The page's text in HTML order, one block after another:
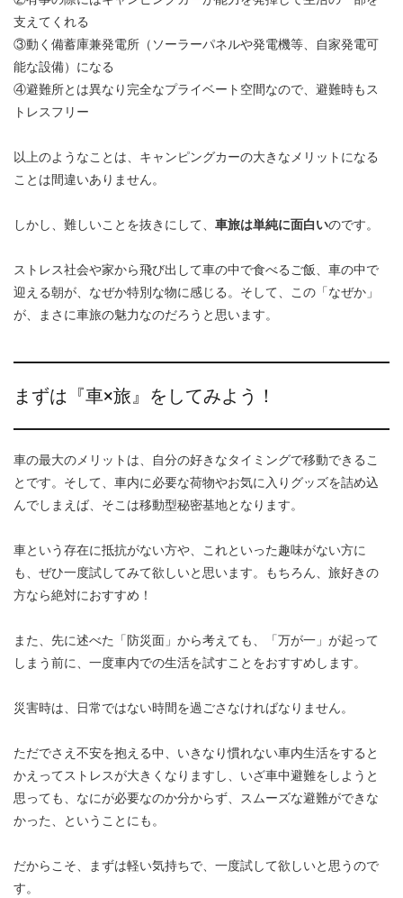
支えてくれる
③動く備蓄庫兼発電所（ソーラーパネルや発電機等、自家発電可
能な設備）になる
④避難所とは異なり完全なプライベート空間なので、避難時もス
トレスフリー
以上のようなことは、キャンピングカーの大きなメリットになる
ことは間違いありません。
しかし、難しいことを抜きにして、 車旅は単純に面白いのです。
ストレス社会や家から飛び出して車の中で食べるご飯、車の中で
迎える朝が、なぜか特別な物に感じる。そして、この「なぜか」
が、まさに車旅の魅力なのだろうと思います。
まずは『車×旅』をしてみよう！
車の最大のメリットは、自分の好きなタイミングで移動できるこ
とです。そして、車内に必要な荷物やお気に入りグッズを詰め込
んでしまえば、そこは移動型秘密基地となります。
車という存在に抵抗がない方や、これといった趣味がない方に
も、ぜひ一度試してみて欲しいと思います。もちろん、旅好きの
方なら絶対におすすめ！
また、先に述べた「防災面」から考えても、「万が一」が起って
しまう前に、一度車内での生活を試すことをおすすめします。
災害時は、日常ではない時間を過ごさなければなりません。
ただでさえ不安を抱える中、いきなり慣れない車内生活をすると
かえってストレスが大きくなりますし、いざ車中避難をしようと
思っても、なにが必要なのか分からず、スムーズな避難ができな
かった、ということにも。
だからこそ、まずは軽い気持ちで、一度試して欲しいと思うので
す。